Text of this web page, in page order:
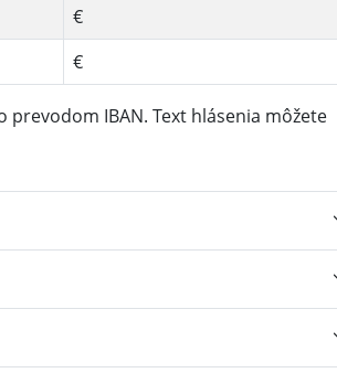
€
€
IBAN. Text hlásenia môžete